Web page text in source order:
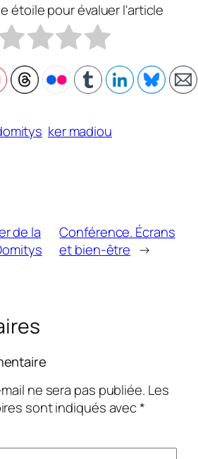
étoile pour évaluer l'article
ker madiou
de la
Conférence. Écrans
et bien-être →
ne sera pas publiée. Les
sont indiqués avec*